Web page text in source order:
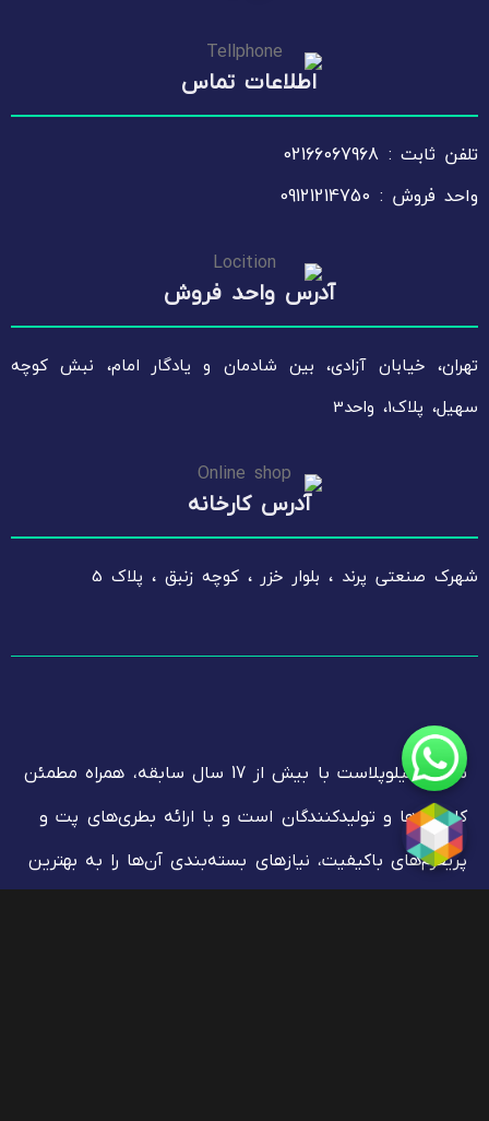
اطلاعات تماس
تلفن ثابت : 02166067968
واحد فروش : 09121214750
آدرس واحد فروش
تهران، خیابان آزادی، بین شادمان و یادگار امام، نبش کوچه
سهیل، پلاک1، واحد3
آدرس کارخانه
شهرک صنعتی پرند ، بلوار خزر ، کوچه زنبق ، پلاک 5
سایت میلوپلاست با بیش از 17 سال سابقه، همراه مطمئن
کارخانه‌ها و تولیدکنندگان است و با ارائه بطری‌های پت و
پریفرم‌های باکیفیت، نیازهای بسته‌بندی آن‌ها را به بهترین